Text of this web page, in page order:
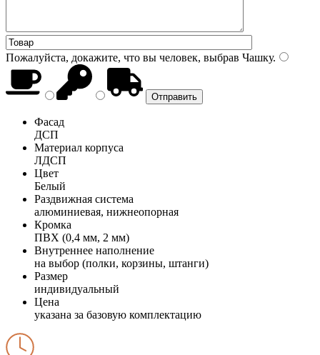
Пожалуйста, докажите, что вы человек, выбрав Чашку.
Фасад
ДСП
Материал корпуса
ЛДСП
Цвет
Белый
Раздвижная система
алюминиевая, нижнеопорная
Кромка
ПВХ (0,4 мм, 2 мм)
Внутреннее наполнение
на выбор (полки, корзины, штанги)
Размер
индивидуальный
Цена
указана за базовую комплектацию